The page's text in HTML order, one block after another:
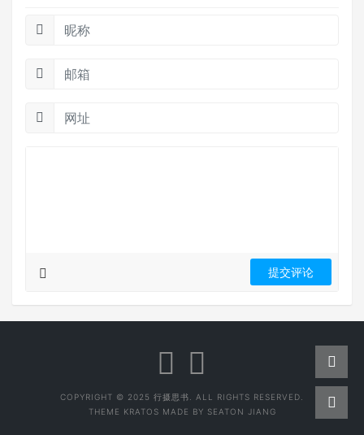
COPYRIGHT © 2025 行摄思书. ALL RIGHTS RESERVED.
THEME KRATOS MADE BY SEATON JIANG